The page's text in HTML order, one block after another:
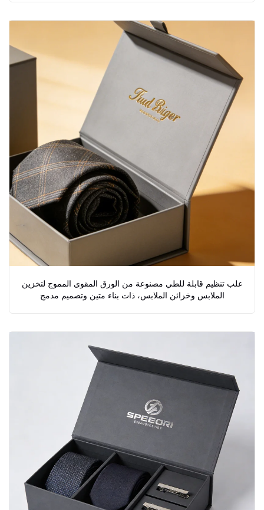
علب تنظيم قابلة للطي مصنوعة من الورق المقوى المموج لتخزين
الملابس وخزائن الملابس، ذات بناء متين وتصميم مدمج